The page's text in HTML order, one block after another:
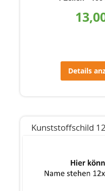
Details
Kunststoffschild